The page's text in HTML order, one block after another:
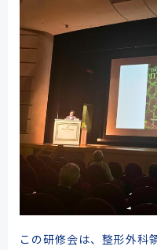
この研修会は、整形外科